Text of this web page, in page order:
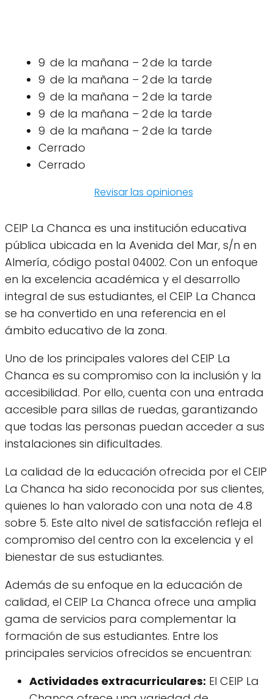
9 de la mañana – 2 de la tarde
9 de la mañana – 2 de la tarde
9 de la mañana – 2 de la tarde
9 de la mañana – 2 de la tarde
9 de la mañana – 2 de la tarde
Cerrado
Cerrado
Revisar las opiniones
CEIP La Chanca es una institución educativa
pública ubicada en la Avenida del Mar, s/n en
Almería, código postal 04002. Con un enfoque
en la excelencia académica y el desarrollo
integral de sus estudiantes, el CEIP La Chanca
se ha convertido en una referencia en el
ámbito educativo de la zona.
Uno de los principales valores del CEIP La
Chanca es su compromiso con la inclusión y la
accesibilidad. Por ello, cuenta con una entrada
accesible para sillas de ruedas, garantizando
que todas las personas puedan acceder a sus
instalaciones sin dificultades.
La calidad de la educación ofrecida por el CEIP
La Chanca ha sido reconocida por sus clientes,
quienes lo han valorado con una nota de 4.8
sobre 5. Este alto nivel de satisfacción refleja el
compromiso del centro con la excelencia y el
bienestar de sus estudiantes.
Además de su enfoque en la educación de
calidad, el CEIP La Chanca ofrece una amplia
gama de servicios para complementar la
formación de sus estudiantes. Entre los
principales servicios ofrecidos se encuentran:
Actividades extracurriculares: El CEIP La